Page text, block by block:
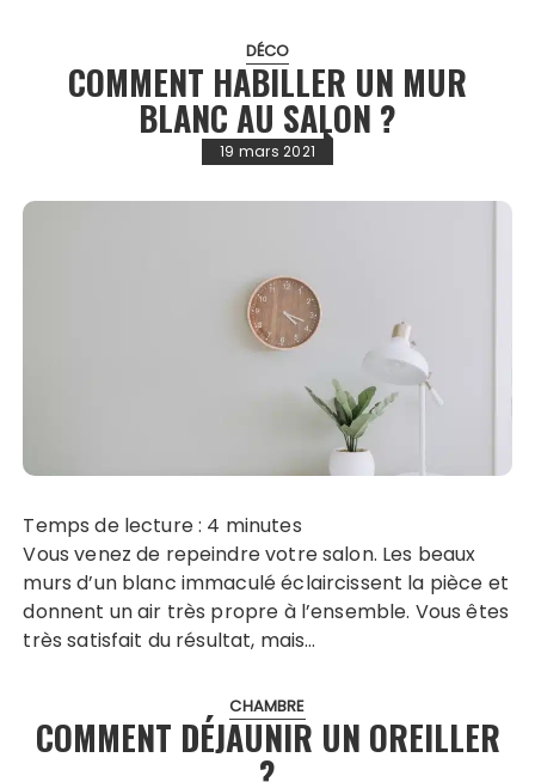
DÉCO
COMMENT HABILLER UN MUR
BLANC AU SALON ?
19 mars 2021
Temps de lecture : 4 minutes
Vous venez de repeindre votre salon. Les beaux
murs d’un blanc immaculé éclaircissent la pièce et
donnent un air très propre à l’ensemble. Vous êtes
très satisfait du résultat, mais…
CHAMBRE
COMMENT DÉJAUNIR UN OREILLER